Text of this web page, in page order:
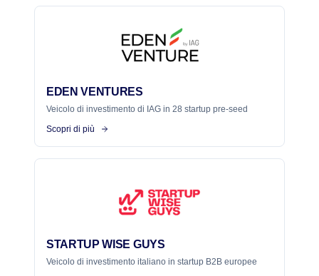
EDEN VENTURES
Veicolo di investimento di IAG in 28 startup pre-seed
Scopri di più
STARTUP WISE GUYS
Veicolo di investimento italiano in startup B2B europee